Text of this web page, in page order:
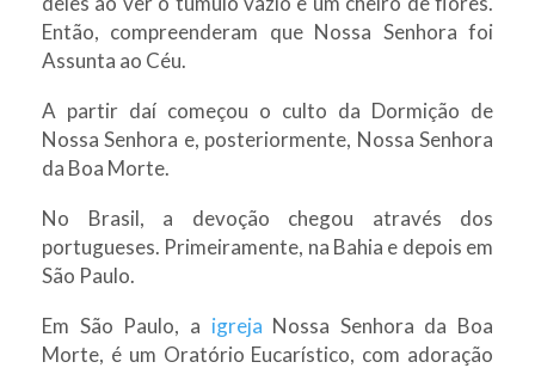
Então, compreenderam que Nossa Senhora foi
Assunta ao Céu.
A partir daí começou o culto da Dormição de
Nossa Senhora e, posteriormente, Nossa Senhora
da Boa Morte.
No Brasil, a devoção chegou através dos
portugueses. Primeiramente, na Bahia e depois em
São Paulo.
Em São Paulo, a igreja Nossa Senhora da Boa
Morte, é um Oratório Eucarístico, com adoração